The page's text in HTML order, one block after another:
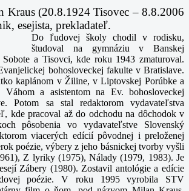
Kraus (20.8.1924 Tisovec – 8.8.2006
esejista, prekladateľ.
Do ľudovej školy chodil v rodisku,
študoval na gymnáziu v Banskej
a Tisovci, kde roku 1943 zmaturoval.
bohosloveckej fakulte v Bratislave.
kaplánom v Žiline, v Liptovskej Porúbke a
a asistentom na Ev. bohosloveckej
Potom sa stal redaktorom vydavateľstva
kde pracoval až do odchodu na dôchodok v
pôsobenia vo vydavateľstve Slovenský
viacerých edícií pôvodnej i preloženej
poézie, výbery z jeho básnickej tvorby vyšli
Z lyriky (1975), Nálady (1979, 1983). Je
Zábery (1980). Zostavil antológie a edície
poézie. V roku 1995 vyrobila STV